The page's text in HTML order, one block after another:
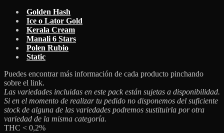
Golden Hash
Ice o Lator Gold
Kerala Cream
Manali 6 Stars
Polen Rubio
Static
Puedes encontrar más información de cada producto pinchando
sobre el link.
Las variedades incluidas en este pack están sujetas a disponibilidad.
Si en el momento de realizar tu pedido no disponemos del suficiente
stock de alguna de las variedades podremos sustituirla por otra
variedad de la misma categoría.
THC < 0,2%